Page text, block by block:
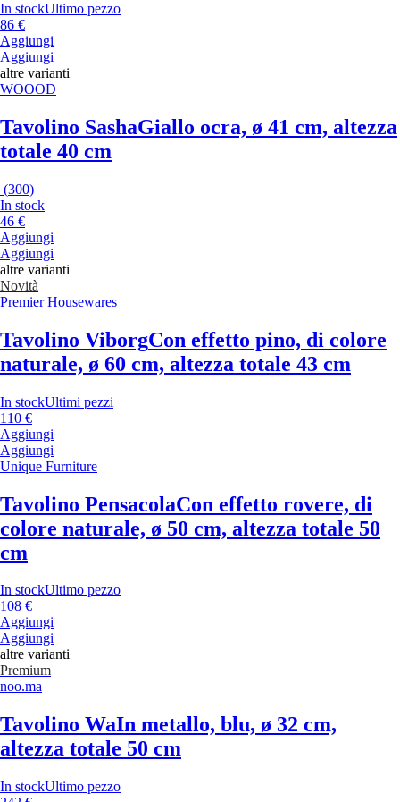
In stockUltimo pezzo
86 €
Aggiungi
Aggiungi
altre varianti
WOOOD
Tavolino SashaGiallo ocra, ø 41 cm, altezza
totale 40 cm
(300)
In stock
46 €
Aggiungi
Aggiungi
altre varianti
Novità
Premier Housewares
Tavolino ViborgCon effetto pino, di colore
naturale, ø 60 cm, altezza totale 43 cm
In stockUltimi pezzi
110 €
Aggiungi
Aggiungi
Unique Furniture
Tavolino PensacolaCon effetto rovere, di
colore naturale, ø 50 cm, altezza totale 50
cm
In stockUltimo pezzo
108 €
Aggiungi
Aggiungi
altre varianti
Premium
noo.ma
Tavolino WaIn metallo, blu, ø 32 cm,
altezza totale 50 cm
In stockUltimo pezzo